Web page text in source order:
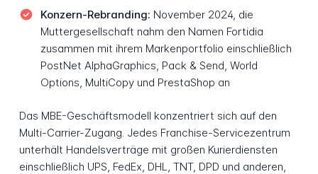
Konzern-Rebranding: November 2024, die
Muttergesellschaft nahm den Namen Fortidia
zusammen mit ihrem Markenportfolio einschließlich
PostNet AlphaGraphics, Pack & Send, World
Options, MultiCopy und PrestaShop an
Das MBE-Geschäftsmodell konzentriert sich auf den
Multi-Carrier-Zugang. Jedes Franchise-Servicezentrum
unterhält Handelsverträge mit großen Kurierdiensten
einschließlich UPS, FedEx, DHL, TNT, DPD und anderen,